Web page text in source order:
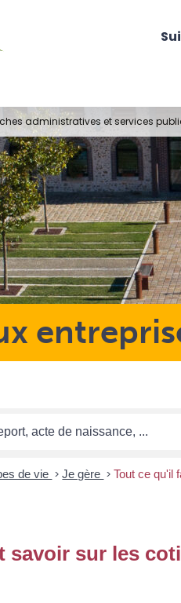
administratives et services
de vie > Je gère > Tout ce qu'il
savoir sur les